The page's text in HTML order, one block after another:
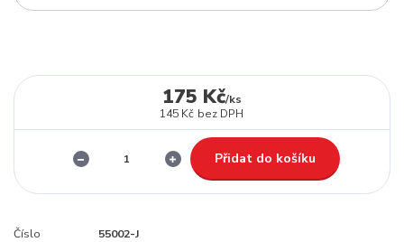
175 Kč/ks
145 Kč bez DPH
Přidat do košíku
Číslo
55002-J